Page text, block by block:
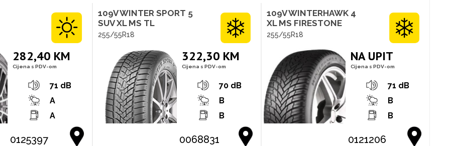
282,40 KM
Cijena s PDV-om
71 dB
A
A
0125397
109V WINTER SPORT 5
SUV XL MS TL
255/55R18
322,30 KM
Cijena s PDV-om
70 dB
B
B
0068831
109V WINTERHAWK 4
XL MS FIRESTONE
255/55R18
NA UPIT
Cijena s PDV-om
71 dB
B
B
0121206